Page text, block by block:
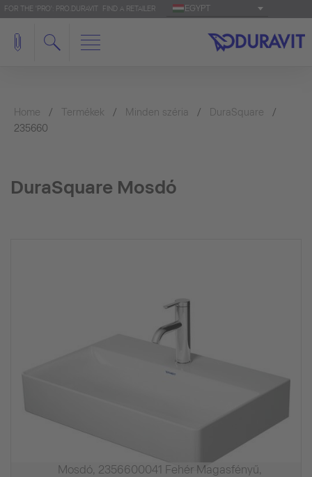
FOR THE 'PRO': PRO.DURAVIT FIND A RETAILER EGYPT
Home Termékek Minden széria
DuraSquare
235660
DuraSquare Mosdó
Mosdó, 2356600041 Fehér Magasfényű,